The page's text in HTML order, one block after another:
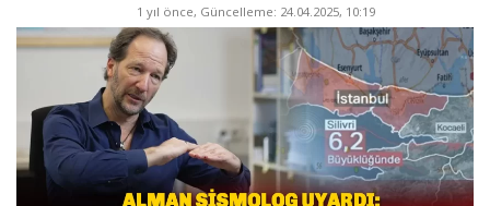
1 yıl önce, Güncelleme: 24.04.2025, 10:19